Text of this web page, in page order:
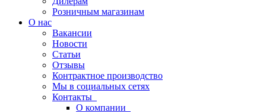
Розничным магазинам
О нас
Вакансии
Новости
Статьи
Отзывы
Контрактное производство
Мы в социальных сетях
Контакты
О компании